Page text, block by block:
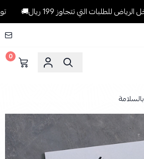
التي تتجاوز 199 ريال🚚
0